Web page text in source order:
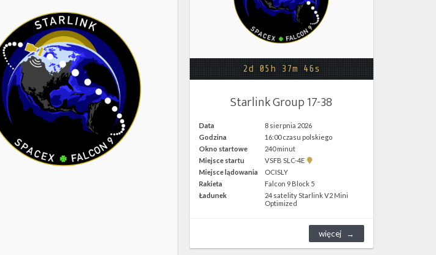
2d 05h 37m 46s
Starlink Group 17-38
Data
8 sierpnia 2026
Godzina
16:00 czasu polskiego
Okno startowe
240 minut
Miejsce startu
VSFB SLC-4E
Pokaż
SLC-
4E w
Google
Miejsce lądowania
OCISLY
Rakieta
Falcon 9 Block 5
Ładunek
24 satelity Starlink V2 Mini
Optimized
więcej